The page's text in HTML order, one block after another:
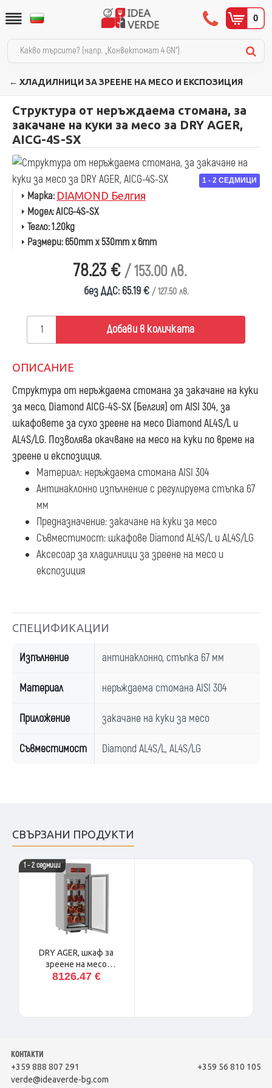
0
← ХЛАДИЛНИЦИ ЗА ЗРЕЕНЕ НА МЕСО И ЕКСПОЗИЦИЯ
Структура от неръждаема стомана, за
закачане на куки за месо за DRY AGER,
AICG-4S-SX
1 - 2 СЕДМИЦИ
78.23 € / 153.00 лв.
без ДДС: 65.19 € / 127.50 лв.
Марка: DIAMOND Белгия
Модел:AICG-4S-SX
Тегло:1.20kg
Размери:650mm x 530mm x 6mm
Добави в количката
ОПИСАНИЕ
Структура от неръждаема стомана за закачане на куки
за месо, Diamond AICG-4S-SX (Белгия) от AISI 304, за
шкафовете за сухо зреене на месо Diamond AL4S/L и
AL4S/LG. Позволява окачване на месо на куки по време на
зреене и експозиция.
Материал: неръждаема стомана AISI 304
Антинаклонно изпълнение с регулируема стъпка 67
мм
Предназначение: закачане на куки за месо
Съвместимост: шкафове Diamond AL4S/L и AL4S/LG
Аксесоар за хладилници за зреене на месо и
експозиция
СПЕЦИФИКАЦИИ
Изпълнение антинаклонно, стъпка 67 мм
Материал неръждаема стомана AISI 304
Приложение закачане на куки за месо
Съвместимост Diamond AL4S/L, AL4S/LG
СВЪРЗАНИ ПРОДУКТИ
1 - 2 седмици
DRY AGER, шкаф за
зреене на месо
AL4S/FGC
8126.47 €
КОНТАКТИ
+359 888 807 291
+359 56 810 105
verde@ideaverde-bg.com